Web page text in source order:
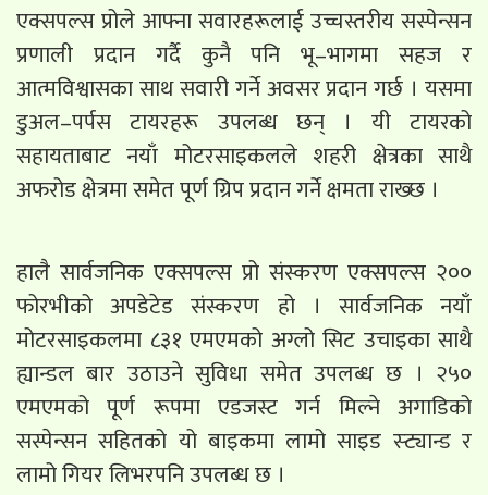
एक्सपल्स प्रोले आफ्ना सवारहरूलाई उच्चस्तरीय सस्पेन्सन
प्रणाली प्रदान गर्दै कुनै पनि भू–भागमा सहज र
आत्मविश्वासका साथ सवारी गर्ने अवसर प्रदान गर्छ । यसमा
डुअल–पर्पस टायरहरू उपलब्ध छन् । यी टायरको
सहायताबाट नयाँ मोटरसाइकलले शहरी क्षेत्रका साथै
अफरोड क्षेत्रमा समेत पूर्ण ग्रिप प्रदान गर्ने क्षमता राख्छ ।
हालै सार्वजनिक एक्सपल्स प्रो संस्करण एक्सपल्स २००
फोरभीको अपडेटेड संस्करण हो । सार्वजनिक नयाँ
मोटरसाइकलमा ८३१ एमएमको अग्लो सिट उचाइका साथै
ह्यान्डल बार उठाउने सुविधा समेत उपलब्ध छ । २५०
एमएमको पूर्ण रूपमा एडजस्ट गर्न मिल्ने अगाडिको
सस्पेन्सन सहितको यो बाइकमा लामो साइड स्ट्यान्ड र
लामो गियर लिभरपनि उपलब्ध छ ।